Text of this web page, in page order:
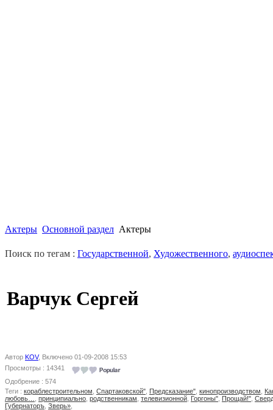
Актеры Основной раздел Актеры
Поиск по тегам : Государственной, Художественного,
Варчук Сергей
Автор KOV, Включено 01-09-2008 15:53
Просмотры : 14341
Одобрение : 574
Теги : кораблестроительном Спартаковской" Предсказание" кинопроизводством
любовь…
принципиально родственникам телевизионной Горгоны" Прощай!"
Губернаторъ Зверь»